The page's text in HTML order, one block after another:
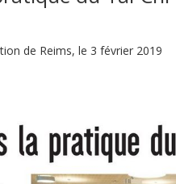
de Reims, le 3 février 2019